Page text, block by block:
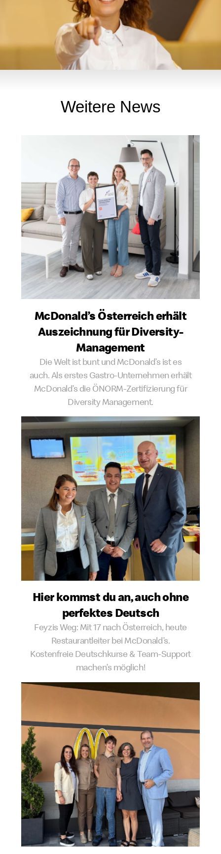
Weitere News
McDonald’s Österreich erhält
Auszeichnung für Diversity-
Management
Die Welt ist bunt und McDonald’s ist es
auch. Als erstes Gastro-Unternehmen erhält
McDonald’s die ÖNORM-Zertifizierung für
Diversity Management.
Hier kommst du an, auch ohne
perfektes Deutsch
Feyzis Weg: Mit 17 nach Österreich, heute
Restaurantleiter bei McDonald’s.
Kostenfreie Deutschkurse & Team-Support
machen’s möglich!